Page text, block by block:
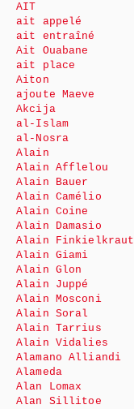
AIT
ait appelé
ait entraîné
Ait Ouabane
ait place
Aiton
ajoute Maeve
Akcija
al-Islam
al-Nosra
Alain
Alain Afflelou
Alain Bauer
Alain Camélio
Alain Coine
Alain Damasio
Alain Finkielkraut
Alain Giami
Alain Glon
Alain Juppé
Alain Mosconi
Alain Soral
Alain Tarrius
Alain Vidalies
Alamano Alliandi
Alameda
Alan Lomax
Alan Sillitoe